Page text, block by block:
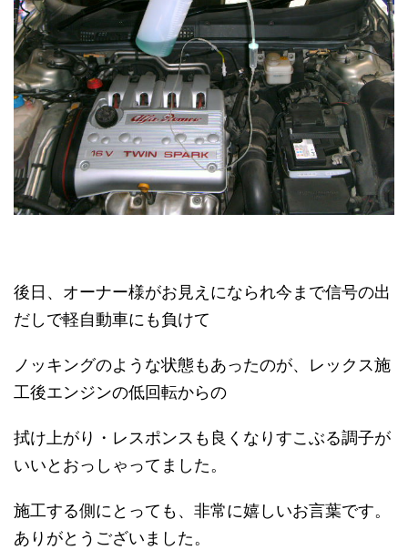
後日、オーナー様がお見えになられ今まで信号の出
だしで軽自動車にも負けて
ノッキングのような状態もあったのが、レックス施
工後エンジンの低回転からの
拭け上がり・レスポンスも良くなりすこぶる調子が
いいとおっしゃってました。
施工する側にとっても、非常に嬉しいお言葉です。
ありがとうございました。